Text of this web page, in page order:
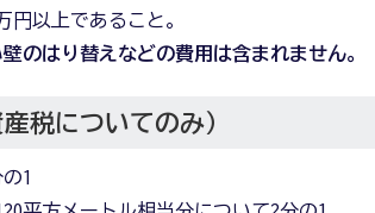
円以上であること。
のはり替えなどの費用は含まれません。
税についてのみ）
1